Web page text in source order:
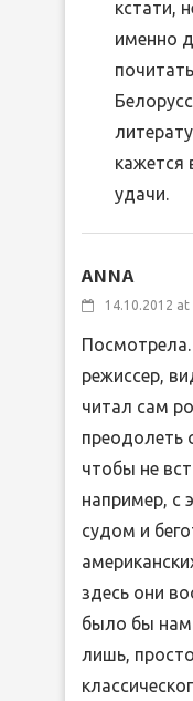
кстати,
именно
кажется
удачи.
ANNA
14.10.2012 at
режиссер,
читал сам
преодолеть
чтобы не
например, с
судом и
здесь они
было бы
лишь,